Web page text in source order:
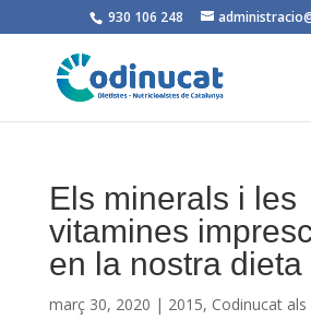
930 106 248
Els minerals i les
vitamines
en la nostra dieta
març 30, 2020 | 2015, Codinucat